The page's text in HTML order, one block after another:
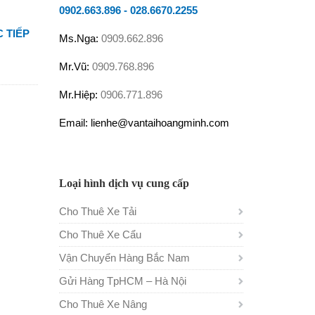
TIẾP
0902.663.896- 028.6670.2255
Ms.Nga: 0909.662.896
Mr.Vũ: 0909.768.896
Mr.Hiệp: 0906.771.896
Email: lienhe@vantaihoangminh.com
Loại hình dịch vụ cung cấp
Cho Thuê Xe Tải
Cho Thuê Xe Cẩu
Vận Chuyển Hàng Bắc Nam
Gửi Hàng TpHCM – Hà Nội
Cho Thuê Xe Nâng